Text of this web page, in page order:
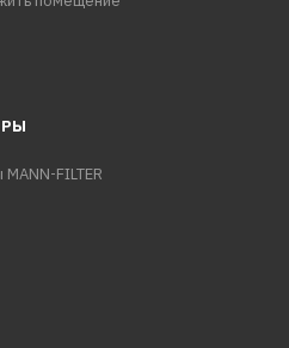
FILTER